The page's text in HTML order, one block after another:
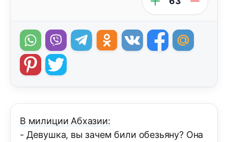
В милиции Абхазии:
- Девушка, вы зачем били обезьяну? Она